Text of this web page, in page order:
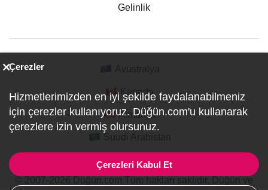
Gelinlik
Kanada
Almanya
Çerezler
Hizmetlerimizden en iyi şekilde faydalanabilmeniz
için çerezler kullanıyoruz. Düğün.com'u kullanarak
çerezlere izin vermiş olursunuz.
Çerezleri Kabul Et